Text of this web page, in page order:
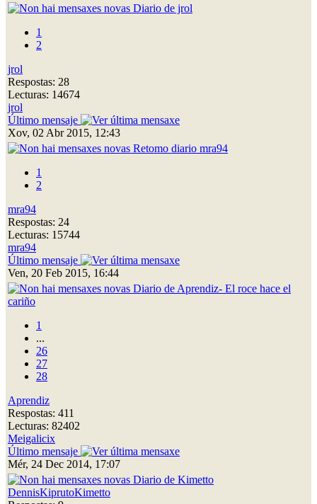
Diario de jrol
1
2
jrol
Respostas: 28
Lecturas: 14674
jrol
Último mensaje
Xov, 02 Abr 2015, 12:43
Retomo diario mra94
1
2
mra94
Respostas: 24
Lecturas: 15744
mra94
Último mensaje
Ven, 20 Feb 2015, 16:44
Diario de Aprendiz- El roce hace el
cariño
1
...
26
27
28
Aprendiz
Respostas: 411
Lecturas: 82402
Meigalicix
Último mensaje
Mér, 24 Dec 2014, 17:07
Diario de Kimetto
DennisKiprutoKimetto